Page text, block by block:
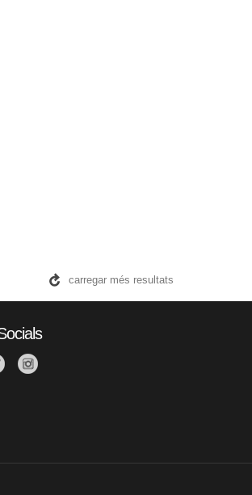
carregar més resultats